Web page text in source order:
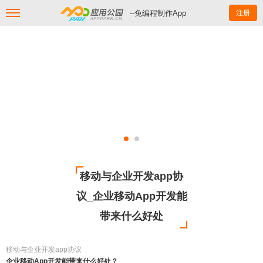
--免编程制作App 注册
移动与企业开发app协
议_企业移动App开发能
带来什么好处
移动与企业开发app协议
企业移动App开发能带来什么好处？